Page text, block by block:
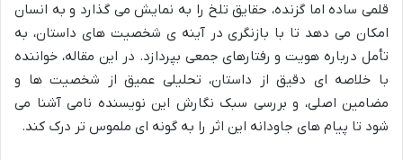
قلمی ساده اما گزنده، حقایق تلخ را به نمایش می گذارد و به انسان
امکان می دهد تا با بازنگری در آینه ی شخصیت های داستان، به
تأمل درباره هویت و رفتارهای جمعی بپردازد. در این مقاله، خواننده
با خلاصه ای دقیق از داستان، تحلیلی عمیق از شخصیت ها و
مضامین اصلی، و بررسی سبک نگارش این نویسنده نامی آشنا می
شود تا پیام های جاودانه این اثر را به گونه ای ملموس تر درک کند.